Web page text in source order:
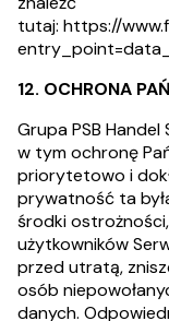
tutaj: https://
12. OCHRONA
Grupa PSB
w tym ochronę
priorytetowo i
prywatność ta
środki
użytkowników
przed utratą,
osób
danych.